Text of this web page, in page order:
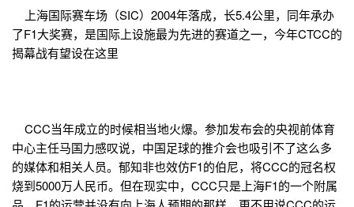
上海国际赛车场（SIC）2004年落成，长5.4公里，同年承办
了F1大奖赛，是国际上设施最为先进的赛道之一，今年CTCC的
揭幕战有望设在这里
CCC当年成立的时候相当地火爆。参加发布会的央视前体育
中心主任马国力感叹说，中国足球的推介会也吸引不了这么多
的媒体和相关人员。郁知非也效仿F1的伯尼，将CCC的冠名权
烧到5000万人民币。但在现实中，CCC只是上海F1的一个附属